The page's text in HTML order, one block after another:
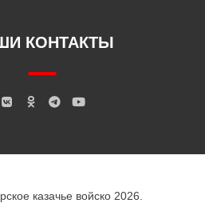
КОНТАКТЫ
казачье войско 2026.